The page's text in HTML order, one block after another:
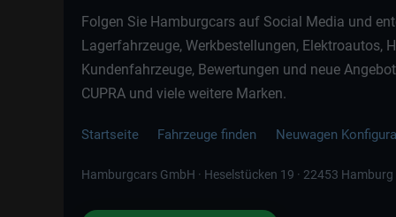
Folgen Sie Hamburgcars auf Social Media und
Lagerfahrzeuge, Werkbestellungen, Elektroautos,
Kundenfahrzeuge, Bewertungen und neue
CUPRA und viele weitere Marken.
Startseite Fahrzeuge finden Neuwagen
Hamburgcars GmbH · Heselstücken 19 · 22453 Hamburg